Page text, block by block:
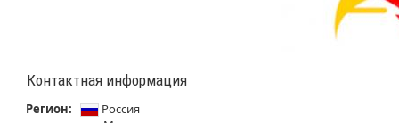
Контактная информация
Регион:
Россия